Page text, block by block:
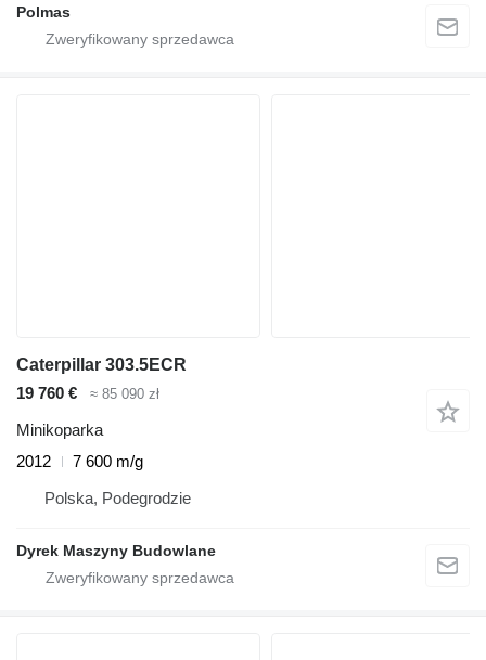
Polmas
Caterpillar 303.5ECR
19 760 €
≈ 85 090 zł
Minikoparka
2012
7 600 m/g
Polska, Podegrodzie
Dyrek Maszyny Budowlane